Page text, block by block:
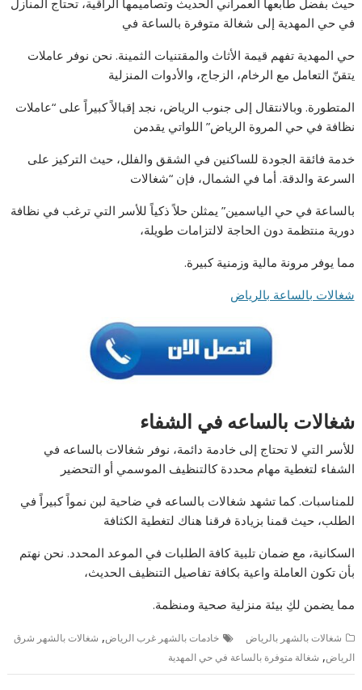
حيث بفضل طابعها العمراني الحديث وتصاميمها الراقية، تحتاج المنازل
في حي المهدية إلى شغالة متوفرة بالساعة في
حي المهدية تفهم قيمة الأثاث والمقتنيات الثمينة. نحن نوفر عاملات
يتقنّ التعامل مع الرخام، الزجاج، والأدوات المنزلية
المتطورة. وبالانتقال إلى جنوب الرياض، نجد إقبالاً كبيراً على “عاملات
نظافة في حي المروة الرياض” اللواتي يقدمن
خدمة فائقة الجودة للساكنين في الشقق والفلل، حيث التركيز على
السرعة والدقة. أما في الشمال، فإن “شغالات
بالساعة في حي الياسمين” يمثلن حلاً ذكياً للأسر التي ترغب في نظافة
دورية منتظمة دون الحاجة لالتزامات طويلة،
مما يوفر مرونة مالية وزمنية كبيرة.
شغالات بالساعة بالرياض
شغالات بالساعه في الشفاء
للأسر التي لا تحتاج إلى خادمة دائمة، نوفر شغالات بالساعه في
الشفاء لتغطية مهام محددة كالتنظيف الموسمي أو التحضير
للمناسبات. كما تشهد شغالات بالساعه في ضاحية لبن نمواً كبيراً في
الطلب، حيث قمنا بزيادة فرقنا هناك لتغطية الكثافة
السكانية، مع ضمان تلبية كافة الطلبات في الموعد المحدد. نحن نهتم
بأن تكون العاملة واعية بكافة تفاصيل التنظيف الحديث،
مما يضمن لكِ بيئة منزلية صحية ومنظمة.
شغالات بالشهر بالرياض خادمات بالشهر غرب الرياض, شغالات بالشهر شرق
الرياض, شغالة متوفرة بالساعة في حي المهدية